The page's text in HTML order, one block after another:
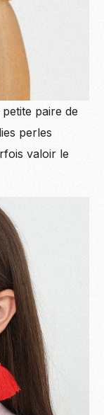
paire de
perles
valoir le